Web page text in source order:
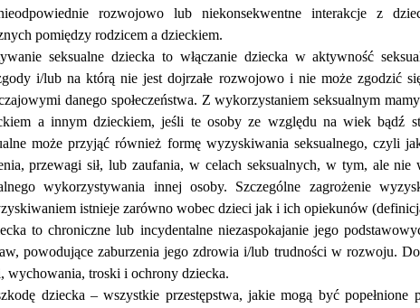
rozwojowo lub niekonsekwentne interakcje z
pomiędzy rodzicem a dzieckiem.
seksualne dziecka to włączanie dziecka w aktywność
i/lub na którąnie jest dojrzałe rozwojowo i nie może zgodzićsi
danego społeczeństwa. Z wykorzystaniem seksualnym
a innym dzieckiem, jeśli te osoby ze względu na wiek bądź
może przyjąćrównież formę wyzyskiwania seksualnego, czyli
przewagi sił, lub zaufania, w celach seksualnych, w tym, ale nie
wykorzystywania innej osoby. Szczególne zagrożenie
istnieje zarówno wobec dzieci jak i ich opiekunów
to chroniczne lub incydentalne niezaspokajanie jego
powodujące zaburzenia jego zdrowia i/lub trudności w rozwoju. Do
wychowania, troski i ochrony dziecka.
ę dziecka –wszystkie przestępstwa, jakie mogą byćpopełnione